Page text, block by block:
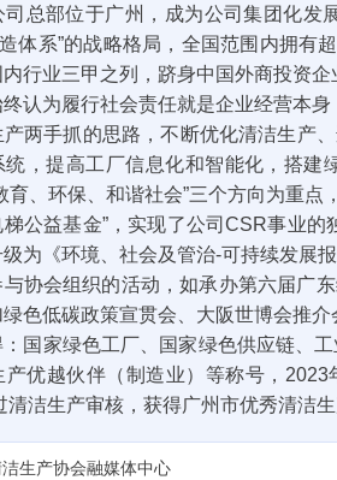
总部位于广州，成为公司集团化发
体系”的战略格局，全国范围内拥有
行业三甲之列，跻身中国外商投资
认为履行社会责任就是企业经营本
两手抓的思路，不断优化清洁生产
统，提高工厂信息化和智能化，搭建
育、环保、和谐社会”三个方向为重
公益基金”，实现了公司CSR事业
为《环境、社会及管治-可持续发展
协会组织的活动，如承办第六届广
色低碳政策宣贯会、大阪世博会推介
国家绿色工厂、国家绿色供应链、
产优越伙伴（制造业）等称号，
清洁生产审核，获得广州市优秀清洁
生产协会融媒体中心